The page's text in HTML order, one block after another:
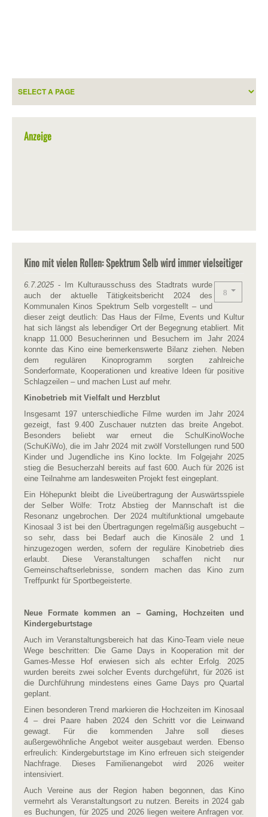
Anzeige
Kino mit vielen Rollen: Spektrum Selb wird immer vielseitiger
6.7.2025 - Im Kulturausschuss des Stadtrats wurde
auch der aktuelle Tätigkeitsbericht 2024 des
Kommunalen Kinos Spektrum Selb vorgestellt – und
dieser zeigt deutlich: Das Haus der Filme, Events und Kultur
hat sich längst als lebendiger Ort der Begegnung etabliert. Mit
knapp 11.000 Besucherinnen und Besuchern im Jahr 2024
konnte das Kino eine bemerkenswerte Bilanz ziehen. Neben
dem regulären Kinoprogramm sorgten zahlreiche
Sonderformate, Kooperationen und kreative Ideen für positive
Schlagzeilen – und machen Lust auf mehr.
Kinobetrieb mit Vielfalt und Herzblut
Insgesamt 197 unterschiedliche Filme wurden im Jahr 2024
gezeigt, fast 9.400 Zuschauer nutzten das breite Angebot.
Besonders beliebt war erneut die SchulKinoWoche
(SchuKiWo), die im Jahr 2024 mit zwölf Vorstellungen rund 500
Kinder und Jugendliche ins Kino lockte. Im Folgejahr 2025
stieg die Besucherzahl bereits auf fast 600. Auch für 2026 ist
eine Teilnahme am landesweiten Projekt fest eingeplant.
Ein Höhepunkt bleibt die Liveübertragung der Auswärtsspiele
der Selber Wölfe: Trotz Abstieg der Mannschaft ist die
Resonanz ungebrochen. Der 2024 multifunktional umgebaute
Kinosaal 3 ist bei den Übertragungen regelmäßig ausgebucht –
so sehr, dass bei Bedarf auch die Kinosäle 2 und 1
hinzugezogen werden, sofern der reguläre Kinobetrieb dies
erlaubt. Diese Veranstaltungen schaffen nicht nur
Gemeinschaftserlebnisse, sondern machen das Kino zum
Treffpunkt für Sportbegeisterte.
Neue Formate kommen an – Gaming, Hochzeiten und
Kindergeburtstage
Auch im Veranstaltungsbereich hat das Kino-Team viele neue
Wege beschritten: Die Game Days in Kooperation mit der
Games-Messe Hof erwiesen sich als echter Erfolg. 2025
wurden bereits zwei solcher Events durchgeführt, für 2026 ist
die Durchführung mindestens eines Game Days pro Quartal
geplant.
Einen besonderen Trend markieren die Hochzeiten im Kinosaal
4 – drei Paare haben 2024 den Schritt vor die Leinwand
gewagt. Für die kommenden Jahre soll dieses
außergewöhnliche Angebot weiter ausgebaut werden. Ebenso
erfreulich: Kindergeburtstage im Kino erfreuen sich steigender
Nachfrage. Dieses Familienangebot wird 2026 weiter
intensiviert.
Auch Vereine aus der Region haben begonnen, das Kino
vermehrt als Veranstaltungsort zu nutzen. Bereits in 2024 gab
es Buchungen, für 2025 und 2026 liegen weitere Anfragen vor.